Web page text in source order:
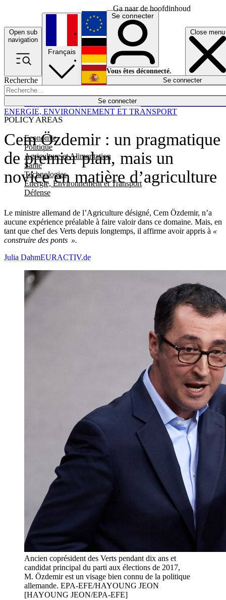
Ga naar de hoofdinhoud
Open sub
navigation
Close menu
Recherche
Se connecter
POLICY AREAS
Economie
Politique
Agriculture et Alimentation
Santé
Technologies
Energie, Environnement et Transport
Défense
Économie
Français
English
Deutsch
Español
Se connecter
Vous êtes déconnecté.
Se connecter
Cem Özdemir : un pragmatique
de premier plan, mais un
novice en matière d’agriculture
Le ministre allemand de l’Agriculture désigné, Cem Özdemir, n’a
aucune expérience préalable à faire valoir dans ce domaine. Mais, en
tant que chef des Verts depuis longtemps, il affirme avoir appris à «
construire des ponts ».
ENERGIE, ENVIRONNEMENT ET TRANSPORT
Julia DahmEURACTIV.de
Ancien coprésident des Verts pendant dix ans et
candidat principal du parti aux élections de 2017,
M. Özdemir est un visage bien connu de la politique
allemande. EPA-EFE/HAYOUNG JEON
[HAYOUNG JEON/EPA-EFE]